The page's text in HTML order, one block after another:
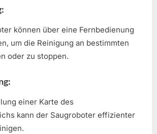
können über eine Fernbedienung
um die Reinigung an bestimmten
oder zu stoppen.
einer Karte des
kann der Saugroboter effizienter